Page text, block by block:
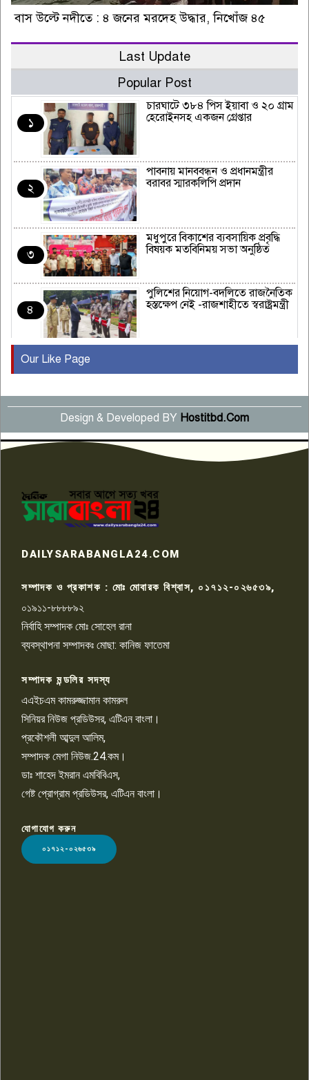
বাস উল্টে নদীতে : ৪ জনের মরদেহ উদ্ধার, নিখোঁজ ৪৫
Last Update
Popular Post
১
চারঘাটে ৩৮৪ পিস ইয়াবা ও ২০ গ্রাম
হেরোইনসহ একজন গ্রেপ্তার
২
পাবনায় মানববন্ধন ও প্রধানমন্ত্রীর
বরাবর স্মারকলিপি প্রদান
৩
মধুপুরে বিকাশের ব্যবসায়িক প্রবৃদ্ধি
বিষয়ক মতবিনিময় সভা অনুষ্ঠিত
৪
পুলিশের নিয়োগ-বদলিতে রাজনৈতিক
হস্তক্ষেপ নেই -রাজশাহীতে স্বরাষ্ট্রমন্ত্রী
৫
বছর পূর্তি উদযাপন
৬
সংবাদ সম্মেলনে অভিযোগ অস্বীকার
উদ্দেশ্য প্রণোদিত সংবাদ প্রকাশের
প্রতিবাদ নাজির হাসানের
৭
কেটে ঘরে ঢুকে স্কুল শিক্ষিকাকে হত্যা
টয়লেটের ট্যাংকি থেকে লাশ উদ্ধার
রাজশাহীতে সন্ত্রাসী হামলায় গুরুতর
৯
চাঁদাবাজি ও হয়রানির অভিযোগ
১০
Our Like Page
Design & Developed BY Hostitbd.Com
LOGO
DAILYSARABANGLA24.COM
সম্পাদক ও প্রকাশক : মোঃ মোবারক বিশ্বাস, ০১৭১২-০২৬৫৩৯,
০১৯১১-৮৮৮৮৯২
নির্বাহি সম্পাদক মোঃ সোহেল রানা
ব্যবস্থাপনা সম্পাদকঃ মোছা: কানিজ ফাতেমা
সম্পাদক মন্ডলির সদস্য
এএইচএম কামরুজ্জামান কামরুল
সিনিয়র নিউজ প্রডিউসর, এটিএন বাংলা।
প্রকৌশলী আব্দুল আলিম,
সম্পাদক মেগা নিউজ.24.কম।
ডাঃ শাহেদ ইমরান এমবিবিএস,
গেষ্ট প্রোগ্রাম প্রডিউসর, এটিএন বাংলা।
যোগাযোগ করুন
০১৭১২-০২৬৫৩৯